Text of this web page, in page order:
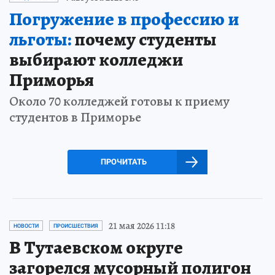
Погружение в профессию и
льготы:почему студенты
выбирают колледжи
Приморья
Около 70 колледжей готовы к приему
студентов в Приморье
ПРОЧИТАТЬ
НОВОСТИ ПРОИСШЕСТВИЯ 21 мая 2026 11:18
В Тутаевском округе
загорелся мусорный полигон